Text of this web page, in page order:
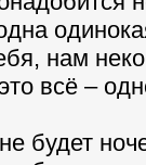
нам
всё –
будет